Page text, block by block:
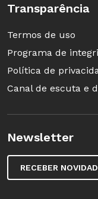
Transparência
Termos de uso
Programa de
Política de
Canal de escuta e
Newsletter
RECEBER